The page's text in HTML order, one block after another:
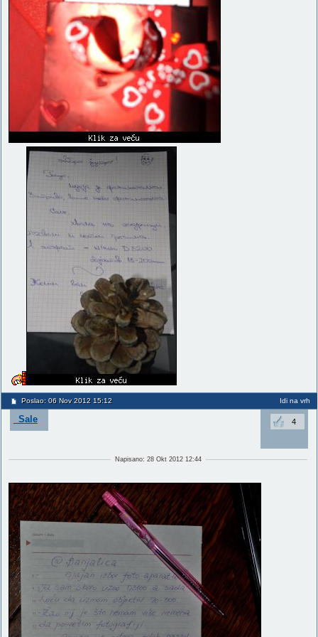
Poslao: 06 Nov 2012 15:12 Idi na vrh
_Sale 4
Napisano: 28 Okt 2012 12:44